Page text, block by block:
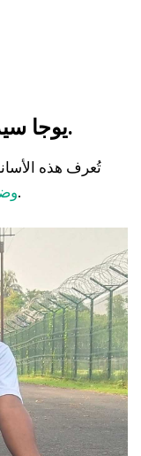
يوجا سيدهاسانا للمبتدئين في المنزل.
تُعرف هذه
للمتعلمين أو المبتدئين.